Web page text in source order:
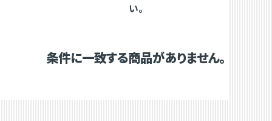
い。
条件に一致する商品がありません。